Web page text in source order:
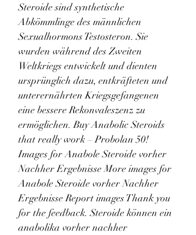
Steroide sind synthetische
Abkömmlinge des männlichen
Sexualhormons Testosteron. Sie
wurden während des Zweiten
Weltkriegs entwickelt und dienten
ursprünglich dazu, entkräfteten und
unterernährten Kriegsgefangenen
eine bessere Rekonvaleszenz zu
ermöglichen. Buy Anabolic Steroids
that really work – Probolan 50!
Images for Anabole Steroide vorher
Nachher Ergebnisse More images for
Anabole Steroide vorher Nachher
Ergebnisse Report images Thank you
for the feedback. Steroide können ein
anabolika vorher nachher